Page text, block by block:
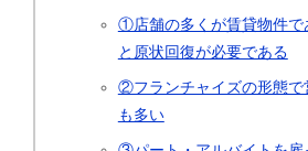
①店舗の多くが賃貸物件で
と原状回復が必要である
②フランチャイズの形態で
も多い